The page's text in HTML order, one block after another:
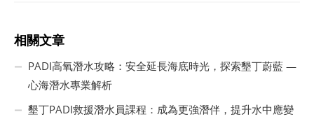
相關文章
PADI高氧潛水攻略：安全延長海底時光，探索墾丁蔚藍 —
心海潛水專業解析
墾丁PADI救援潛水員課程：成為更強潛伴，提升水中應變